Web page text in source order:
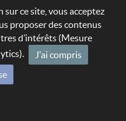
ce site, vous acceptez
proposer des contenus
d’intérêts (Mesure
J'ai compris